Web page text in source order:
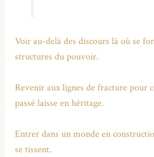
Voir au-delà des discours là où se
structures du pouvoir.
Revenir aux lignes de fracture pour
passé laisse en héritage.
Entrer dans un monde en
se tissent.